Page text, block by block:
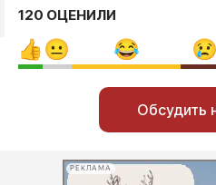
120 ОЦЕНИЛИ
Обсудить
РЕКЛАМА